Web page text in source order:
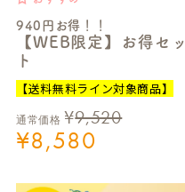
940円お得！！
【WEB限定】お得セッ
ト
【送料無料ライン対象商品】
通常価格 ¥9,520
¥8,580